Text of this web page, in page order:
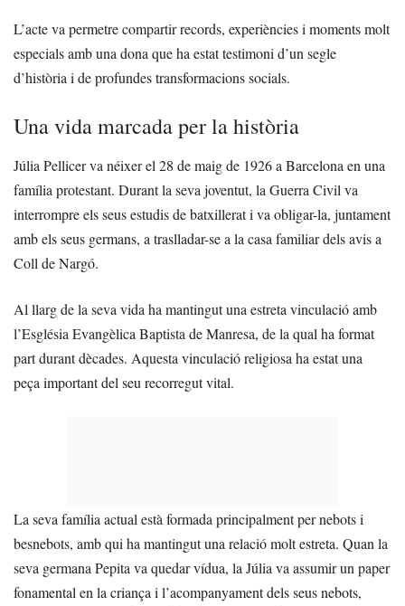
L’acte va permetre compartir records, experiències i moments molt
especials amb una dona que ha estat testimoni d’un segle
d’història i de profundes transformacions socials.
Una vida marcada per la història
Júlia Pellicer va néixer el 28 de maig de 1926 a Barcelona en una
família protestant. Durant la seva joventut, la Guerra Civil va
interrompre els seus estudis de batxillerat i va obligar-la, juntament
amb els seus germans, a traslladar-se a la casa familiar dels avis a
Coll de Nargó.
Al llarg de la seva vida ha mantingut una estreta vinculació amb
l’Església Evangèlica Baptista de Manresa, de la qual ha format
part durant dècades. Aquesta vinculació religiosa ha estat una
peça important del seu recorregut vital.
La seva família actual està formada principalment per nebots i
besnebots, amb qui ha mantingut una relació molt estreta. Quan la
seva germana Pepita va quedar vídua, la Júlia va assumir un paper
fonamental en la criança i l’acompanyament dels seus nebots,